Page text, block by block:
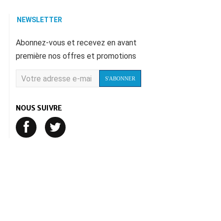
NEWSLETTER
Abonnez-vous et recevez en avant
première nos offres et promotions
S'ABONNER
NOUS SUIVRE